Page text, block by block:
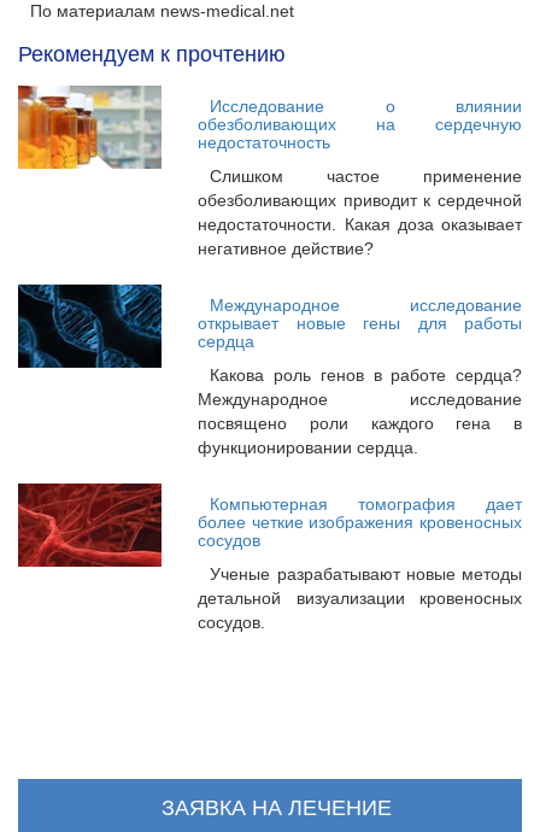
По материалам news-medical.net
Рекомендуем к прочтению
Исследование о влиянии
обезболивающих на сердечную
недостаточность
Слишком частое применение
обезболивающих приводит к сердечной
недостаточности. Какая доза оказывает
негативное действие?
Международное исследование
открывает новые гены для работы
сердца
Какова роль генов в работе сердца?
Международное исследование
посвящено роли каждого гена в
функционировании сердца.
Компьютерная томография дает
более четкие изображения кровеносных
сосудов
Ученые разрабатывают новые методы
детальной визуализации кровеносных
сосудов.
ЗАЯВКА НА ЛЕЧЕНИЕ